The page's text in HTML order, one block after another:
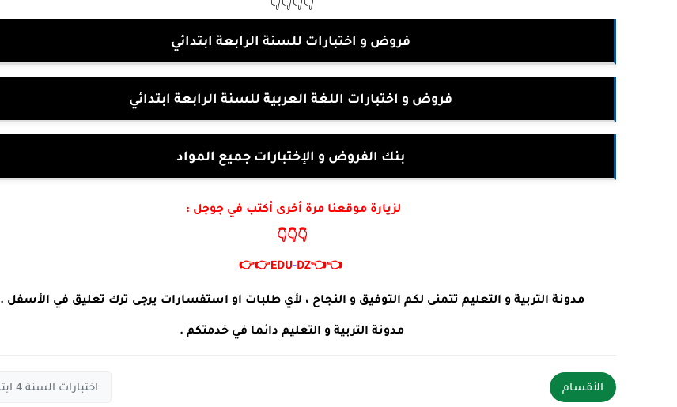
👇👇👇👇
فروض و اختبارات للسنة الرابعة ابتدائي
فروض و اختبارات اللغة العربية للسنة الرابعة ابتدائي
بنك الفروض و الإختبارات جميع المواد
لزيارة موقعنا مرة أخرى أكتب في جوجل :
👇👇👇
👈👈
EDU-DZ
👉👉
مدونة التربية و التعليم تتمنى لكم التوفيق و النجاح ، لأي طلبات او استفسارات يرجى ترك تعليق في الأسفل .
مدونة التربية و التعليم دائما في خدمتكم .
الأقسام اختبارات السنة 4 ابتدائي